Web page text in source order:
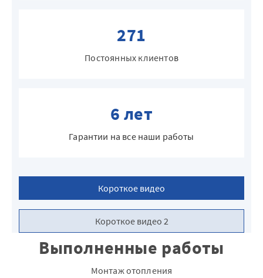
271
Постоянных клиентов
6 лет
Гарантии на все наши работы
Короткое видео
Короткое видео 2
Выполненные работы
Монтаж отопления